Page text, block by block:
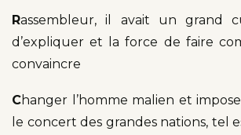
Rassembleur, il avait un grand
d’expliquer et la force de faire
convaincre
Changer l’homme malien et
le concert des grandes nations, tel